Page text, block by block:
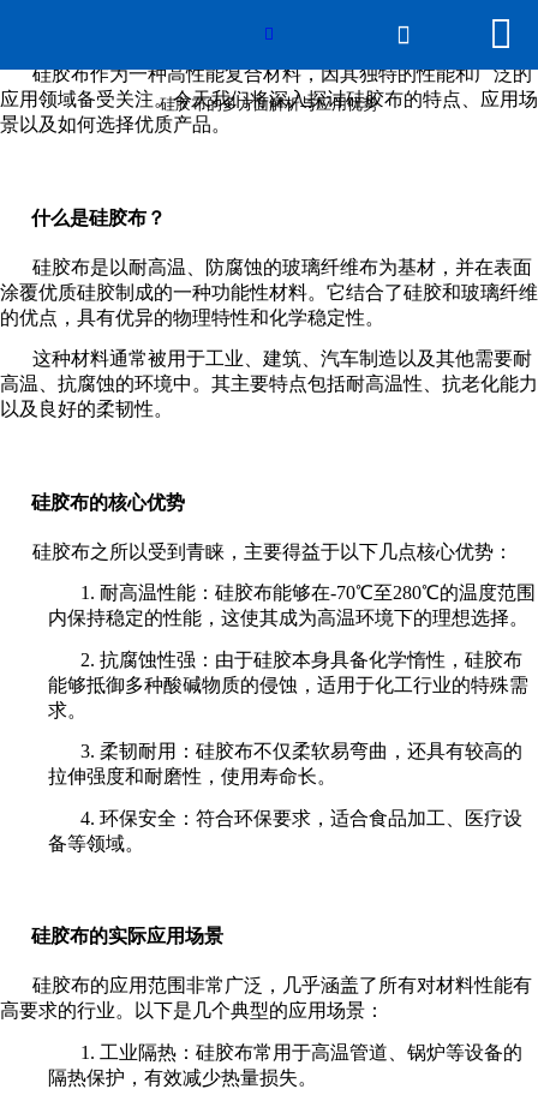
网站首页
产品展示
关于beat365在线登录
公司概貌
在线留言
联系我们

硅胶布的多方面解析与应用优势
 
硅胶布的多方面解析与应用优势
硅胶布作为一种高性能复合材料，因其独特的性能和广泛的
应用领域备受关注。今天我们将深入探讨硅胶布的特点、应用场
景以及如何选择优质产品。
什么是硅胶布？
硅胶布是以耐高温、防腐蚀的玻璃纤维布为基材，并在表面
涂覆优质硅胶制成的一种功能性材料。它结合了硅胶和玻璃纤维
的优点，具有优异的物理特性和化学稳定性。
这种材料通常被用于工业、建筑、汽车制造以及其他需要耐
高温、抗腐蚀的环境中。其主要特点包括耐高温性、抗老化能力
以及良好的柔韧性。
硅胶布的核心优势
硅胶布之所以受到青睐，主要得益于以下几点核心优势：
1. 耐高温性能：硅胶布能够在-70℃至280℃的温度范围
内保持稳定的性能，这使其成为高温环境下的理想选择。
2. 抗腐蚀性强：由于硅胶本身具备化学惰性，硅胶布
能够抵御多种酸碱物质的侵蚀，适用于化工行业的特殊需
求。
3. 柔韧耐用：硅胶布不仅柔软易弯曲，还具有较高的
拉伸强度和耐磨性，使用寿命长。
4. 环保安全：符合环保要求，适合食品加工、医疗设
备等领域。
硅胶布的实际应用场景
硅胶布的应用范围非常广泛，几乎涵盖了所有对材料性能有
高要求的行业。以下是几个典型的应用场景：
1. 工业隔热：硅胶布常用于高温管道、锅炉等设备的
隔热保护，有效减少热量损失。